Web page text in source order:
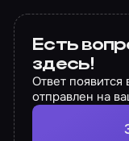
Есть
здесь!
Ответ
отправлен на